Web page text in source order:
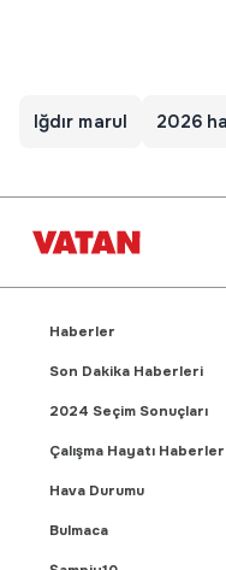
Iğdır marul 2026
Haberler
Son Dakika Haberleri
2024 Seçim Sonuçları
Çalışma Hayatı
Hava Durumu
Bulmaca